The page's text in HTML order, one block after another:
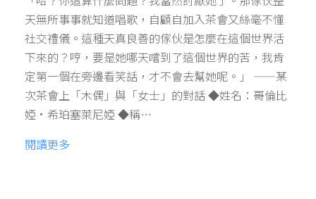
天無所事事就知道唱歌，自顧自加入茶會又絲毫不懂
社交禮儀。這種天真良善的傢伙是怎麼在這個世界活
下來的？哼，要是她哪天嚐到了這個世界的苦，我肯
定第一個在旁邊看笑話，才不會去幫她呢。」 ——某
次茶會上「木偶」與「女士」的對話 ◆姓名：哥倫比
婭·希珀塞萊尼婭 ◆稱…
閱讀更多